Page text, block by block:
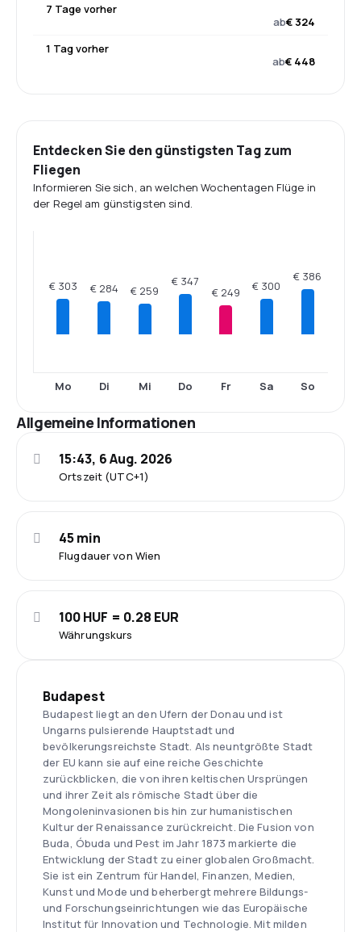
7 Tage vorher
ab€ 324
1 Tag vorher
ab€ 448
Entdecken Sie den günstigsten Tag zum
Fliegen
Informieren Sie sich, an welchen Wochentagen Flüge in
der Regel am günstigsten sind.
€ 303
Mo
€ 284
Di
€ 259
Mi
€ 347
Do
€ 249
Fr
€ 300
Sa
€ 386
So
Allgemeine Informationen
Ortszeit (UTC+1)
15:43, 6 Aug. 2026
Flugdauer von Wien
45 min
Währungskurs
100 HUF = 0.28 EUR
Budapest
Budapest liegt an den Ufern der Donau und ist
Ungarns pulsierende Hauptstadt und
bevölkerungsreichste Stadt. Als neuntgrößte Stadt
der EU kann sie auf eine reiche Geschichte
zurückblicken, die von ihren keltischen Ursprüngen
und ihrer Zeit als römische Stadt über die
Mongoleninvasionen bis hin zur humanistischen
Kultur der Renaissance zurückreicht. Die Fusion von
Buda, Óbuda und Pest im Jahr 1873 markierte die
Entwicklung der Stadt zu einer globalen Großmacht.
Sie ist ein Zentrum für Handel, Finanzen, Medien,
Kunst und Mode und beherbergt mehrere Bildungs-
und Forschungseinrichtungen wie das Europäische
Institut für Innovation und Technologie. Mit milden